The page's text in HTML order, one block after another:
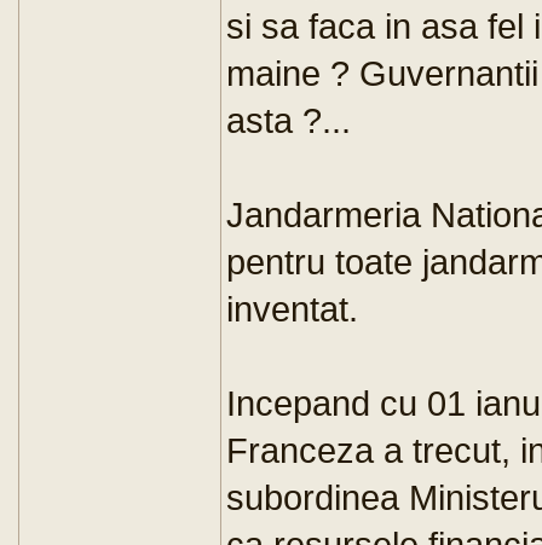
si sa faca in asa fel
maine ?
asta ?...
Jandarmeria
pentru toate
inventat.
Incepand cu 01
Franceza a trecut,
subordinea